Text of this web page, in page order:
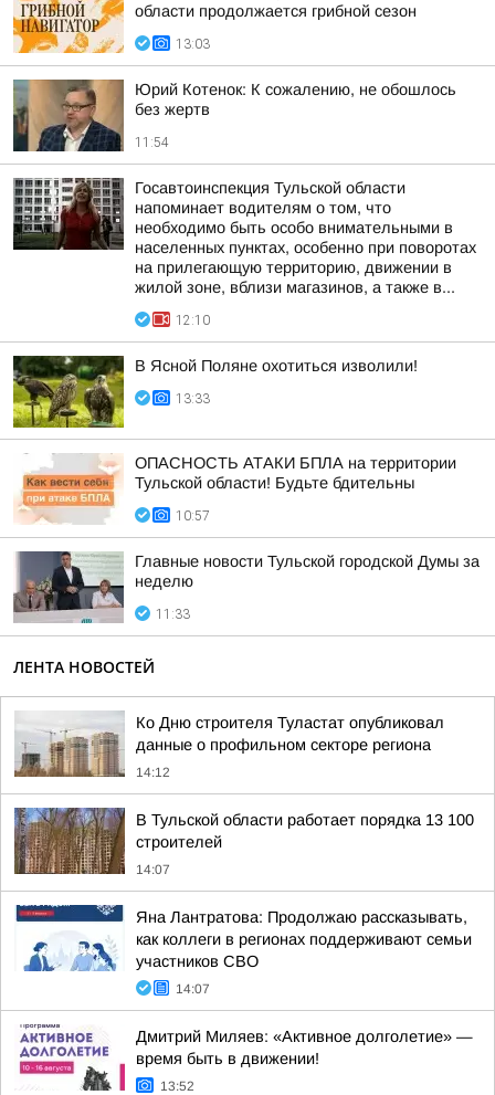
области продолжается грибной сезон
13:03
Юрий Котенок: К сожалению, не обошлось
без жертв
11:54
Госавтоинспекция Тульской области
напоминает водителям о том, что
необходимо быть особо внимательными в
населенных пунктах, особенно при поворотах
на прилегающую территорию, движении в
жилой зоне, вблизи магазинов, а также в...
12:10
В Ясной Поляне охотиться изволили!
13:33
ОПАСНОСТЬ АТАКИ БПЛА на территории
Тульской области! Будьте бдительны
10:57
Главные новости Тульской городской Думы за
неделю
11:33
ЛЕНТА НОВОСТЕЙ
Ко Дню строителя Туластат опубликовал
данные о профильном секторе региона
14:12
В Тульской области работает порядка 13 100
строителей
14:07
Яна Лантратова: Продолжаю рассказывать,
как коллеги в регионах поддерживают семьи
участников СВО
14:07
Дмитрий Миляев: «Активное долголетие» —
время быть в движении!
13:52